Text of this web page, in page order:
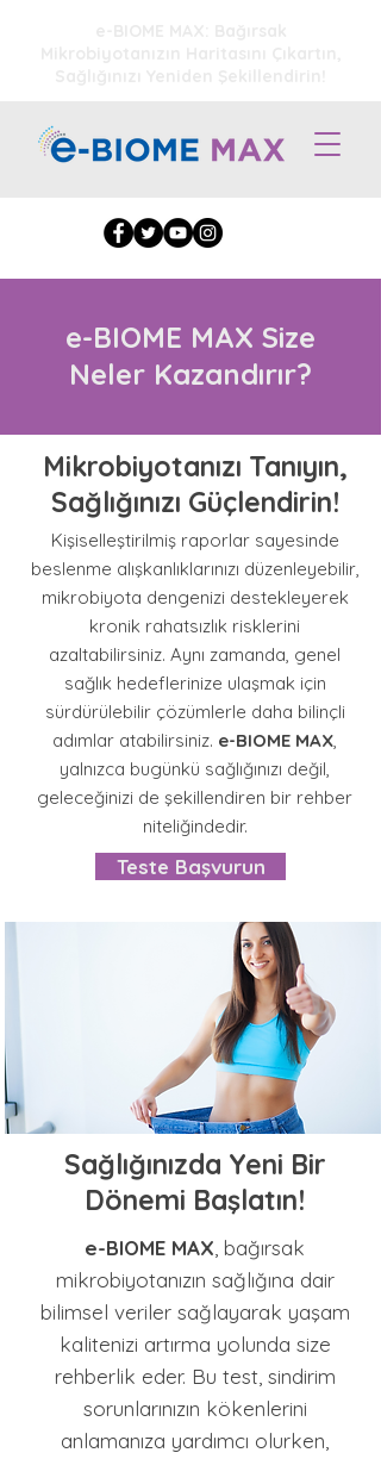
e-BIOME MAX Size
Neler Kazandırır?
Mikrobiyotanızı Tanıyın,
Sağlığınızı Güçlendirin!
Kişiselleştirilmiş raporlar sayesinde
beslenme alışkanlıklarınızı düzenleyebilir,
mikrobiyota dengenizi destekleyerek
kronik rahatsızlık risklerini
azaltabilirsiniz. Aynı zamanda, genel
sağlık hedeflerinize ulaşmak için
sürdürülebilir çözümlerle daha bilinçli
adımlar atabilirsiniz. e-BIOME MAX,
yalnızca bugünkü sağlığınızı değil,
geleceğinizi de şekillendiren bir rehber
niteliğindedir.
Teste Başvurun
Sağlığınızda Yeni Bir
Dönemi Başlatın!
e-BIOME MAX , bağırsak
mikrobiyotanızın sağlığına dair
bilimsel veriler sağlayarak yaşam
kalitenizi artırma yolunda size
rehberlik eder. Bu test, sindirim
sorunlarınızın kökenlerini
anlamanıza yardımcı olurken,